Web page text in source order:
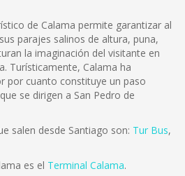
de Calama permite garantizar al
parajes salinos de altura, puna,
la imaginación del visitante en
Turísticamente, Calama ha
por cuanto constituye un paso
se dirigen a San Pedro de
salen desde Santiago son: Tur Bus,
es el Terminal Calama.